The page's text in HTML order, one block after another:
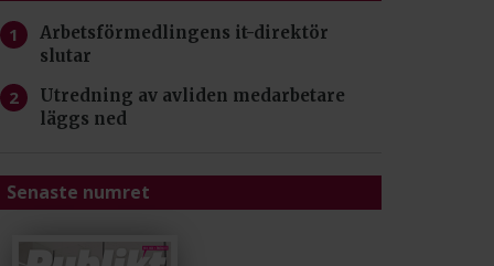
Arbetsförmedlingens it-direktör
slutar
Utredning av avliden medarbetare
läggs ned
Senaste numret